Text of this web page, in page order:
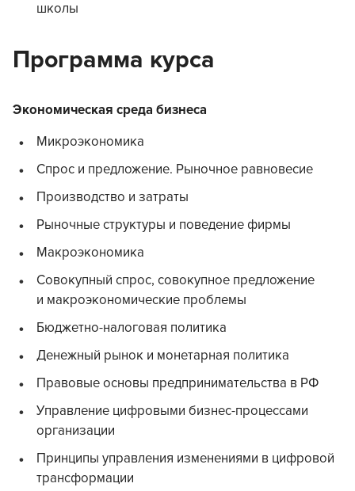
школы
Программа курса
Экономическая среда бизнеса
Микроэкономика
Спрос и предложение. Рыночное равновесие
Производство и затраты
Рыночные структуры и поведение фирмы
Макроэкономика
Совокупный спрос, совокупное предложение
и макроэкономические проблемы
Бюджетно-налоговая политика
Денежный рынок и монетарная политика
Правовые основы предпринимательства в РФ
Управление цифровыми бизнес-процессами
организации
Принципы управления изменениями в цифровой
трансформации